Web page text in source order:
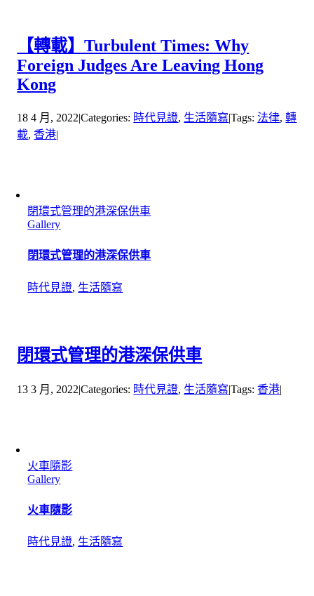
【轉載】Turbulent Times: Why
Foreign Judges Are Leaving Hong
Kong
18 4 月, 2022|Categories: 時代見證, 生活隨寫|Tags:法律,轉
載,香港|
閉環式管理的港深保供車
Gallery
閉環式管理的港深保供車
時代見證, 生活隨寫
閉環式管理的港深保供車
13 3 月, 2022|Categories: 時代見證, 生活隨寫|Tags:香港|
火車隨影
Gallery
火車隨影
時代見證, 生活隨寫